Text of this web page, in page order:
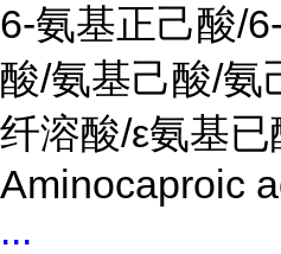
6-氨基正己酸/
酸/氨基己酸/氨
纤溶酸/ε氨基已
Aminocaproic
...